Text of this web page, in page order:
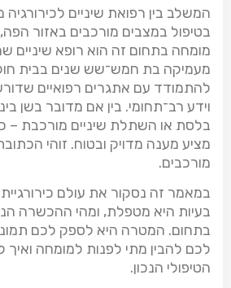
המשלב בין רפואת שיניים
בטיפול במצבים מורכבים באזור
מומחה בתחום זה הוא רופא שיניים
מעמיקה בת חמש־שש שנים בבית
להתמודד עם אתגרים רפואיים
וידע רב־תחומי. בין אם מדובר בשן
בלסת או השתלת שיניים מורכבת –
מציע מענה מדויק ובטוח. זוהי
מורכבים.
במאמר זה נסקור את עולם
בעיות היא מטפלת, ומהי ההכשרה
בתחום. המטרה היא לספק לכם
לכם להבין מתי לפנות למומחה
הטיפולי הנכון.